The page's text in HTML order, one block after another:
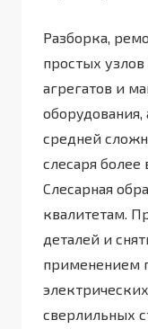
Разборка,
простых
агрегатов и
средней
слесаря
Слесарная
квалитетам.
деталей и
применением
сверлильных